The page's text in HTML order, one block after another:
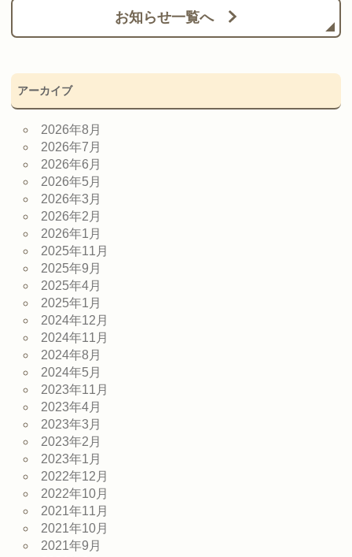
お知らせ一覧へ
アーカイブ
2026年8月
2026年7月
2026年6月
2026年5月
2026年3月
2026年2月
2026年1月
2025年11月
2025年9月
2025年4月
2025年1月
2024年12月
2024年11月
2024年8月
2024年5月
2023年11月
2023年4月
2023年3月
2023年2月
2023年1月
2022年12月
2022年10月
2021年11月
2021年10月
2021年9月